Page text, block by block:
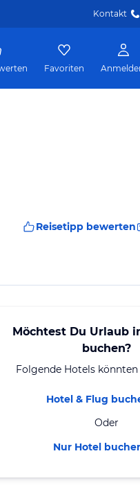
Kontakt
Favoriten
Reisetipp bewerten
Möchtest Du Urlaub
buchen?
Folgende Hotels
Hotel & Flug
Oder
Nur Hotel